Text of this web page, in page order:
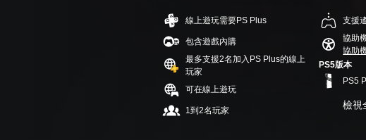
線上遊玩需要PS Plus
包含遊戲內購
最多支援2名加入PS Plus的線上
玩家
可在線上遊玩
1到2名玩家
支援
協助
協助
PS5版本
PS5
檢視